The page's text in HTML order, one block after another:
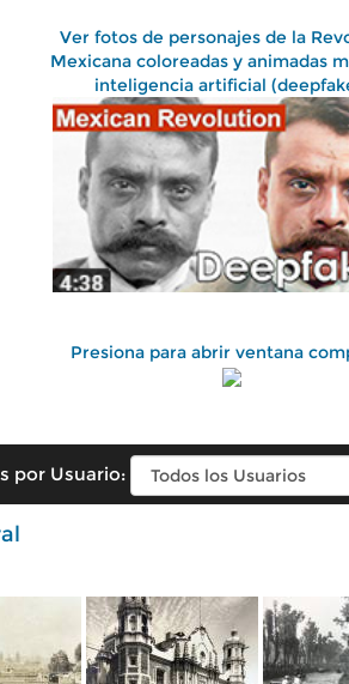
Ver fotos de personajes de la
Mexicana coloreadas y animadas
inteligencia artificial
Presiona para abrir ventana
por Usuario: